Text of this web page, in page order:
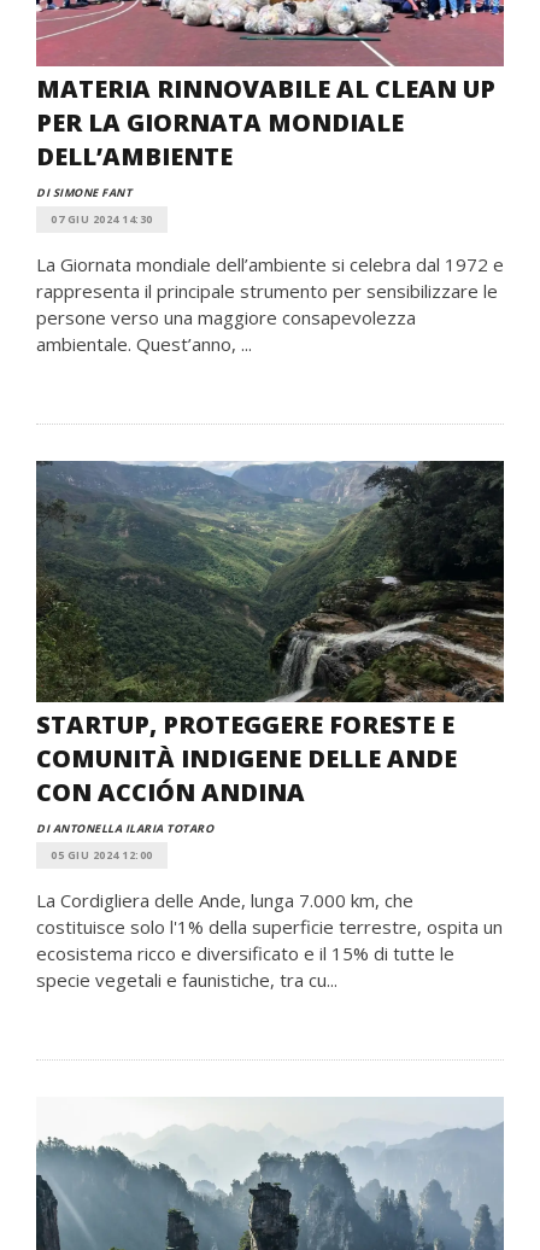
MATERIA RINNOVABILE AL CLEAN UP
PER LA GIORNATA MONDIALE
DELL’AMBIENTE
DI SIMONE FANT
07 GIU 2024 14:30
La Giornata mondiale dell’ambiente si celebra dal 1972 e
rappresenta il principale strumento per sensibilizzare le
persone verso una maggiore consapevolezza
ambientale. Quest’anno, ...
STARTUP, PROTEGGERE FORESTE E
COMUNITÀ INDIGENE DELLE ANDE
CON ACCIÓN ANDINA
DI ANTONELLA ILARIA TOTARO
05 GIU 2024 12:00
La Cordigliera delle Ande, lunga 7.000 km, che
costituisce solo l'1% della superficie terrestre, ospita un
ecosistema ricco e diversificato e il 15% di tutte le
specie vegetali e faunistiche, tra cu...